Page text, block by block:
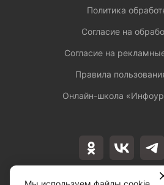
Лицензия на
Политика
Согласие на
Согласие на
Правила
Онлайн-школа